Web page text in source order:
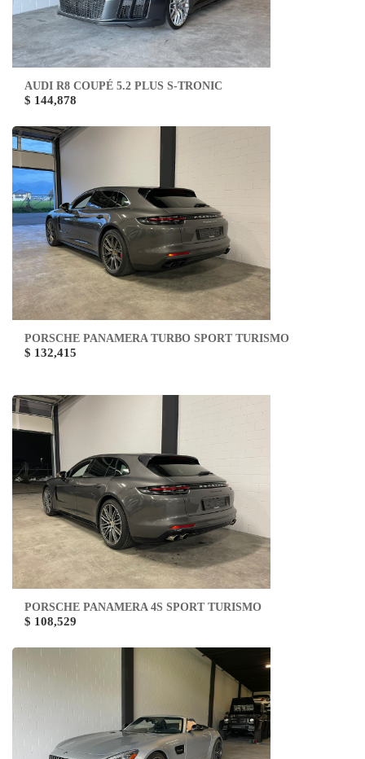
AUDI R8 COUPÉ 5.2 PLUS S-TRONIC
$ 144,878
PORSCHE PANAMERA TURBO SPORT TURISMO
$ 132,415
PORSCHE PANAMERA 4S SPORT TURISMO
$ 108,529